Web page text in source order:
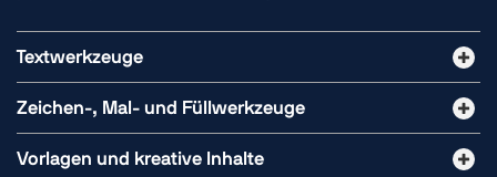
Textwerkzeuge
Zeichen-, Mal- und Füllwerkzeuge
Vorlagen und kreative Inhalte